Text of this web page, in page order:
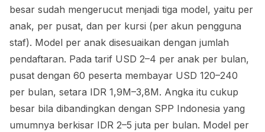
besar sudah mengerucut menjadi tiga model, yaitu per
anak, per pusat, dan per kursi (per akun pengguna
staf). Model per anak disesuaikan dengan jumlah
pendaftaran. Pada tarif USD 2–4 per anak per bulan,
pusat dengan 60 peserta membayar USD 120–240
per bulan, setara IDR 1,9M–3,8M. Angka itu cukup
besar bila dibandingkan dengan SPP Indonesia yang
umumnya berkisar IDR 2–5 juta per bulan. Model per